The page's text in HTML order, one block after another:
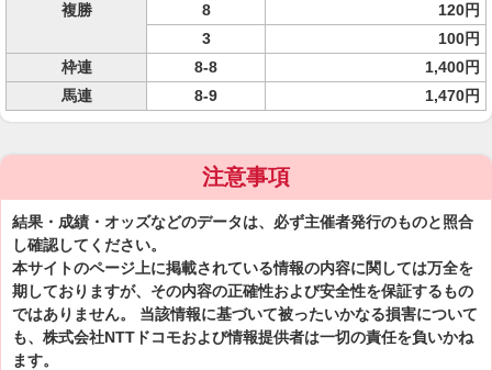
複勝
8
120円
3
100円
枠連
8-8
1,400円
馬連
8-9 1,470円
注意事項
結果・成績・オッズなどのデータは、必ず主催者発行のものと照合
し確認してください。
本サイトのページ上に掲載されている情報の内容に関しては万全を
期しておりますが、その内容の正確性および安全性を保証するもの
ではありません。 当該情報に基づいて被ったいかなる損害について
も、株式会社NTTドコモおよび情報提供者は一切の責任を負いかね
ます。